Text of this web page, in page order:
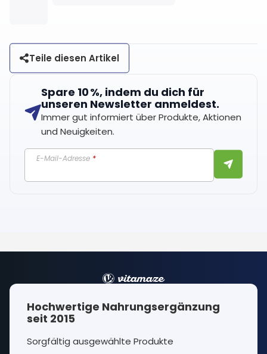
Teile diesen Artikel
Spare 10 %, indem du dich für
unseren Newsletter anmeldest.
Immer gut informiert über Produkte, Aktionen
und Neuigkeiten.
E-Mail-Adresse *
Hochwertige Nahrungsergänzung
seit 2015
Sorgfältig ausgewählte Produkte